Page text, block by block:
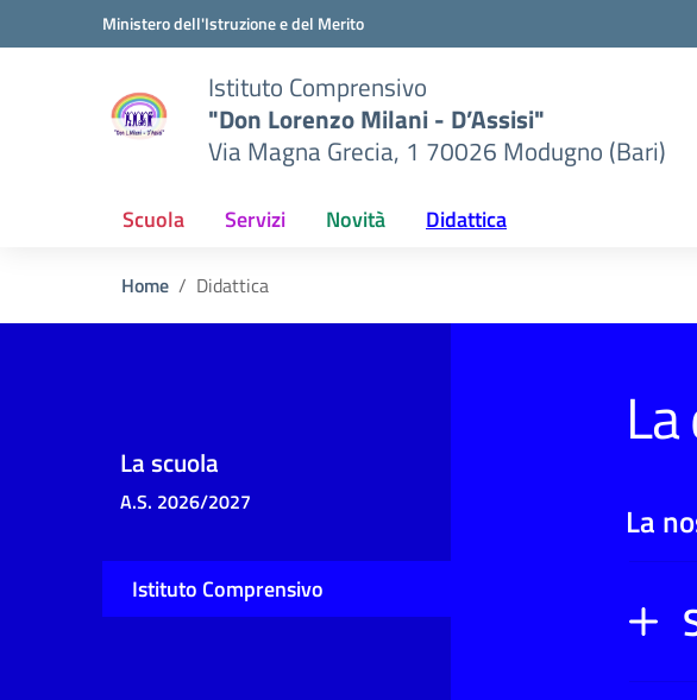
Vai ai contenuti
Vai al menu di navigazioneMinistero dell'Istruzione e del Merito
Istituto Comprensivo
"Don Lorenzo Milani - D’Assisi"
Via Magna Grecia, 1 70026 Modugno (Bari)
Scuola Servizi Novità Didattica
Home Didattica
La
La scuola
A.S. 2026/2027
Istituto Comprensivo